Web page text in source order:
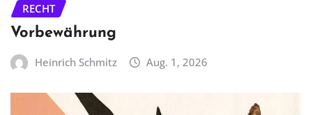
RECHT
Vorbewährung
Heinrich Schmitz Aug. 1, 2026